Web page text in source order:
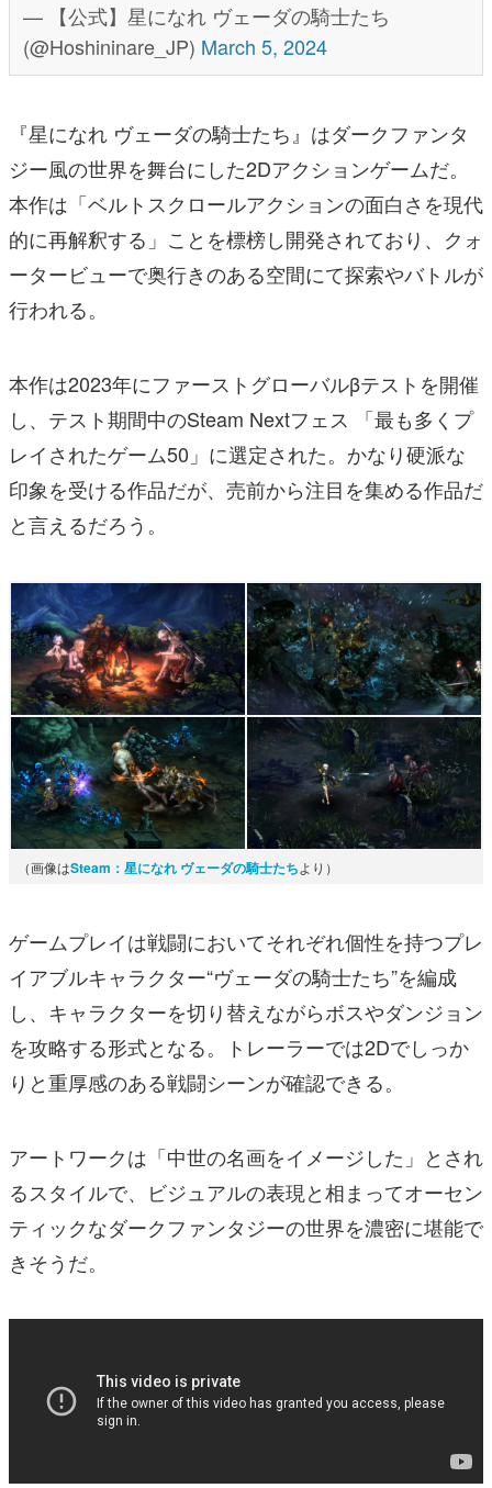
— 【公式】星になれ ヴェーダの騎士たち
(@Hoshininare_JP) March 5, 2024
『星になれ ヴェーダの騎士たち』はダークファンタ
ジー風の世界を舞台にした2Dアクションゲームだ。
本作は「ベルトスクロールアクションの面白さを現代
的に再解釈する」ことを標榜し開発されており、クォ
ータービューで奥行きのある空間にて探索やバトルが
行われる。
本作は2023年にファーストグローバルβテストを開催
し、テスト期間中のSteam Nextフェス 「最も多くプ
レイされたゲーム50」に選定された。かなり硬派な
印象を受ける作品だが、売前から注目を集める作品だ
と言えるだろう。
（画像はSteam：星になれ ヴェーダの騎士たちより）
ゲームプレイは戦闘においてそれぞれ個性を持つプレ
イアブルキャラクター“ヴェーダの騎士たち”を編成
し、キャラクターを切り替えながらボスやダンジョン
を攻略する形式となる。トレーラーでは2Dでしっか
りと重厚感のある戦闘シーンが確認できる。
アートワークは「中世の名画をイメージした」とされ
るスタイルで、ビジュアルの表現と相まってオーセン
ティックなダークファンタジーの世界を濃密に堪能で
きそうだ。